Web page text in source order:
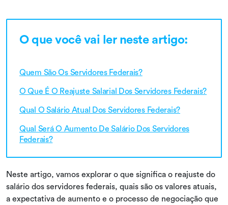
O que você vai ler neste artigo:
Quem São Os Servidores Federais?
O Que É O Reajuste Salarial Dos Servidores Federais?
Qual O Salário Atual Dos Servidores Federais?
Qual Será O Aumento De Salário Dos Servidores
Federais?
Neste artigo, vamos explorar o que significa o reajuste do
salário dos servidores federais, quais são os valores atuais,
a expectativa de aumento e o processo de negociação que